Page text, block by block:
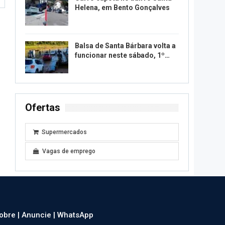
Helena, em Bento Gonçalves
Balsa de Santa Bárbara volta a
funcionar neste sábado, 1º…
Ofertas
Supermercados
Vagas de emprego
|Anuncie |WhatsApp